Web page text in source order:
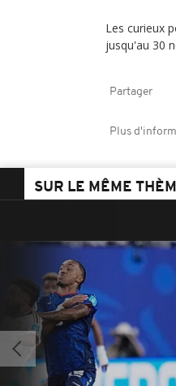
Les curieux
jusqu'au 30
Partager
Plus
SUR LE MÊME